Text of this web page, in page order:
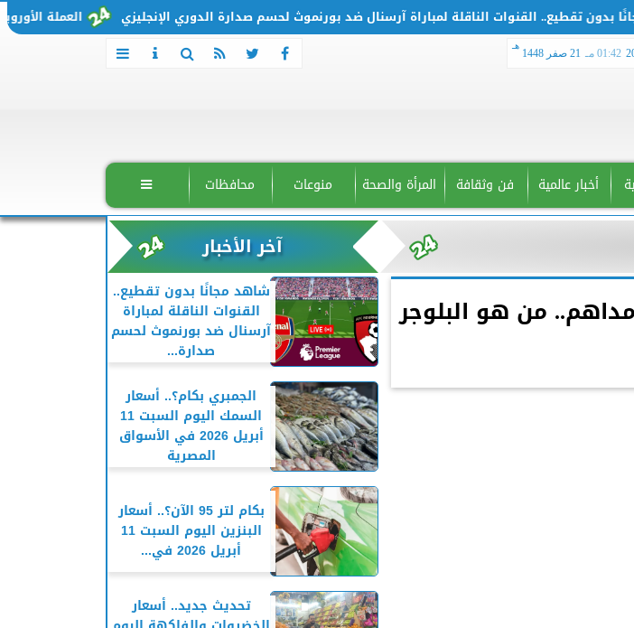
العملة الأوروبية تتحرك من تقطيع.. القنوات الناقلة لمباراة آرسنال ضد بورنموث لحسم صدارة الدوري الإنجليزي
01:42 مـ 21 صفر 1448
هـ
أخبار عالمية فن وثقافة المرأة والصحة منوعات محافظات 
من هو البلوجر
آخر الأخبار
شاهد مجانًا بدون تقطيع..
القنوات الناقلة لمباراة
آرسنال ضد بورنموث لحسم
صدارة...
الجمبري بكام؟.. أسعار
السمك اليوم السبت 11
أبريل 2026 في الأسواق
المصرية
بكام لتر 95 الآن؟.. أسعار
البنزين اليوم السبت 11
أبريل 2026 في...
تحديث جديد.. أسعار